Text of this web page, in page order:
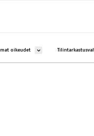
Yritykset ja yhteisöt
oikeudet Avaa alavalikko